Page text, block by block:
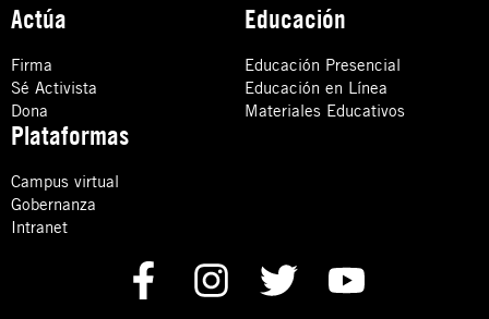
Actúa
Firma
Sé Activista
Dona
Educación
Educación Presencial
Educación en Línea
Materiales Educativos
Plataformas
Campus virtual
Gobernanza
Intranet